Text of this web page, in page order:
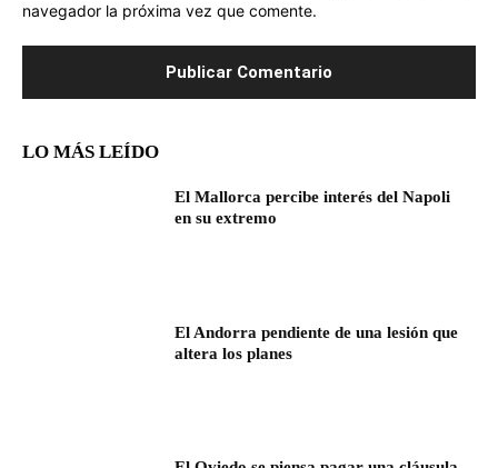
navegador la próxima vez que comente.
LO MÁS LEÍDO
El Mallorca percibe interés del Napoli
en su extremo
El Andorra pendiente de una lesión que
altera los planes